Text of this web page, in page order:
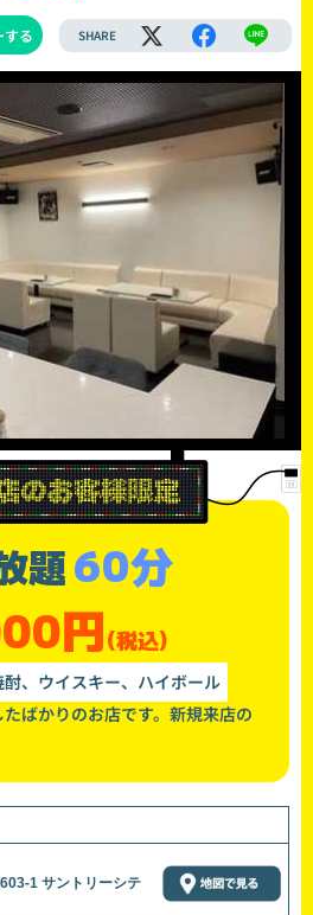
する SHARE
題60分
円(税込)
酎、ウイスキー、ハイボール
ばかりのお店です。新規来店の
1 サントリーシテ